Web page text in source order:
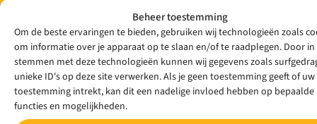
Beheer toestemming
Om de beste ervaringen te bieden, gebruiken wij technologieën zoals
om informatie over je apparaat op te slaan en/of te raadplegen. Door
stemmen met deze technologieën kunnen wij gegevens zoals
unieke ID's op deze site verwerken. Als je geen toestemming geeft of uw
toestemming intrekt, kan dit een nadelige invloed hebben op bepaalde
functies en mogelijkheden.
E
N
P
E
R
S
O
O
N